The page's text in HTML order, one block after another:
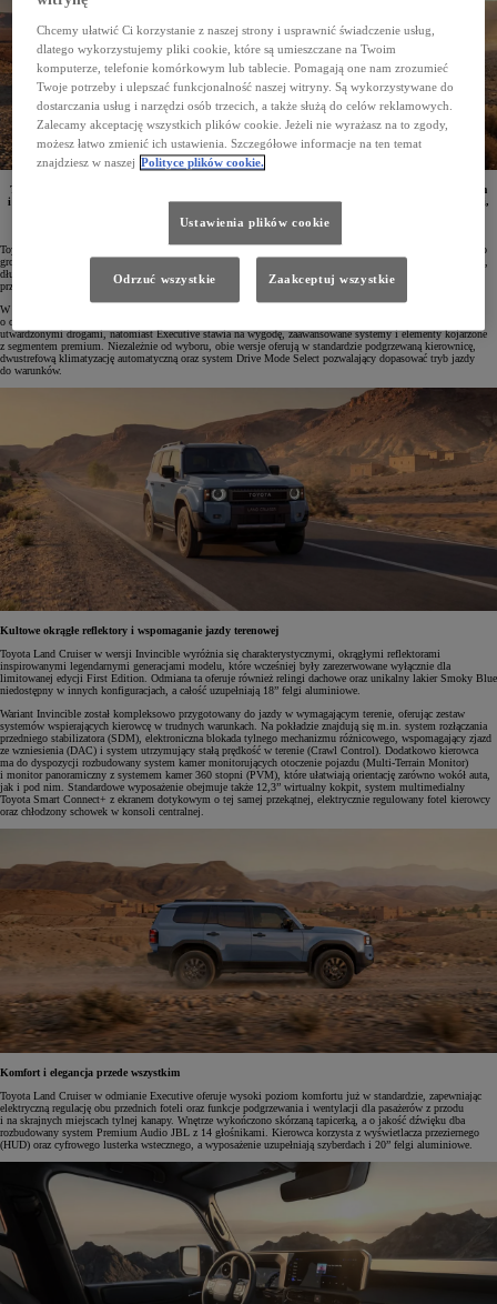
Toyota Land Cruiser pojawi się w dwóch odświeżonych wersjach wyposażenia różniących się stylem
i charakterem. Invincible podkreśla swoje terenowe możliwości klasycznymi, okrągłymi reflektorami,
w takiej konfiguracji ma zadebiutować w Polsce w trzecim kwartale 2026 roku.
Toyota Land Cruiser od blisko osiemdziesięciu lat konsekwentnie dostosowuje się do potrzeb coraz szerszego
grona odbiorców. Model ten uchodzi za jedną z najbardziej rozpoznawalnych terenówek, cenioną za solidność,
długowieczność oraz rozwiązania techniczne pozwalające poruszać się w wymagającym terenie. Jednocześnie
przyciąga osoby, które oczekują połączenia praktyczności z bardziej luksusowym charakterem.
W zaprezentowanej w 2024 roku gamie Land Cruisera 250 pojawiły się topowe warianty wyposażenia
o odmiennym podejściu. Wersja Invincible została przygotowana z myślą o entuzjastach jazdy poza
utwardzonymi drogami, natomiast Executive stawia na wygodę, zaawansowane systemy i elementy kojarzone
z segmentem premium. Niezależnie od wyboru, obie wersje oferują w standardzie podgrzewaną kierownicę,
dwustrefową klimatyzację automatyczną oraz system Drive Mode Select pozwalający dopasować tryb jazdy
do warunków.
Kultowe okrągłe reflektory i wspomaganie jazdy terenowej
Toyota Land Cruiser w wersji Invincible wyróżnia się charakterystycznymi, okrągłymi reflektorami
inspirowanymi legendarnymi generacjami modelu, które wcześniej były zarezerwowane wyłącznie dla
limitowanej edycji First Edition. Odmiana ta oferuje również relingi dachowe oraz unikalny lakier Smoky Blue
niedostępny w innych konfiguracjach, a całość uzupełniają 18” felgi aluminiowe.
Wariant Invincible został kompleksowo przygotowany do jazdy w wymagającym terenie, oferując zestaw
systemów wspierających kierowcę w trudnych warunkach. Na pokładzie znajdują się m.in. system rozłączania
przedniego stabilizatora (SDM), elektroniczna blokada tylnego mechanizmu różnicowego, wspomagający zjazd
ze wzniesienia (DAC) i system utrzymujący stałą prędkość w terenie (Crawl Control). Dodatkowo kierowca
ma do dyspozycji rozbudowany system kamer monitorujących otoczenie pojazdu (Multi-Terrain Monitor)
i monitor panoramiczny z systemem kamer 360 stopni (PVM), które ułatwiają orientację zarówno wokół auta,
jak i pod nim. Standardowe wyposażenie obejmuje także 12,3” wirtualny kokpit, system multimedialny
Toyota Smart Connect+ z ekranem dotykowym o tej samej przekątnej, elektrycznie regulowany fotel kierowcy
oraz chłodzony schowek w konsoli centralnej.
Komfort i elegancja przede wszystkim
Toyota Land Cruiser w odmianie Executive oferuje wysoki poziom komfortu już w standardzie, zapewniając
elektryczną regulację obu przednich foteli oraz funkcje podgrzewania i wentylacji dla pasażerów z przodu
i na skrajnych miejscach tylnej kanapy. Wnętrze wykończono skórzaną tapicerką, a o jakość dźwięku dba
rozbudowany system Premium Audio JBL z 14 głośnikami. Kierowca korzysta z wyświetlacza przeziernego
(HUD) oraz cyfrowego lusterka wstecznego, a wyposażenie uzupełniają szyberdach i 20” felgi aluminiowe.
Chcemy ułatwić Ci korzystanie z naszej strony i usprawnić świadczenie usług,
dlatego wykorzystujemy pliki cookie, które są umieszczane na Twoim
komputerze, telefonie komórkowym lub tablecie. Pomagają one nam zrozumieć
Twoje potrzeby i ulepszać funkcjonalność naszej witryny. Są wykorzystywane do
dostarczania usług i narzędzi osób trzecich, a także służą do celów reklamowych.
Zalecamy akceptację wszystkich plików cookie. Jeżeli nie wyrażasz na to zgody,
możesz łatwo zmienić ich ustawienia. Szczegółowe informacje na ten temat
znajdziesz w naszej Polityce plików cookie.
Ustawienia plików cookie
Odrzuć wszystkie Zaakceptuj wszystkie